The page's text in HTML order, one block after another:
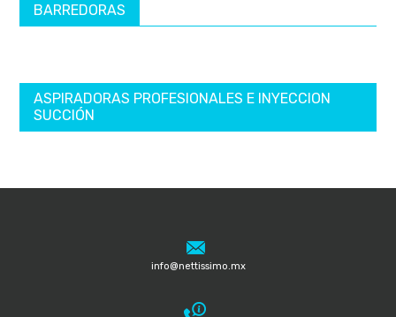
BARREDORAS
ASPIRADORAS PROFESIONALES E INYECCION
SUCCIÓN
info@nettissimo.mx